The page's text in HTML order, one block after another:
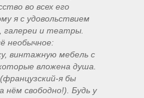
во всех его
я с удовольствием
галереи и театры.
необычное:
винтажную мебель с
вложена душа.
я бы
нём свободно!). Будь у